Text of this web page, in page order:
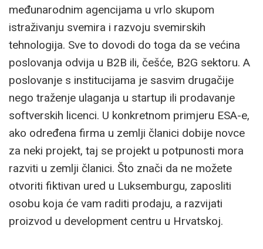
međunarodnim agencijama u vrlo skupom
istraživanju svemira i razvoju svemirskih
tehnologija. Sve to dovodi do toga da se većina
poslovanja odvija u B2B ili, češće, B2G sektoru. A
poslovanje s institucijama je sasvim drugačije
nego traženje ulaganja u startup ili prodavanje
softverskih licenci. U konkretnom primjeru ESA-e,
ako određena firma u zemlji članici dobije novce
za neki projekt, taj se projekt u potpunosti mora
razviti u zemlji članici. Što znači da ne možete
otvoriti fiktivan ured u Luksemburgu, zaposliti
osobu koja će vam raditi prodaju, a razvijati
proizvod u development centru u Hrvatskoj.